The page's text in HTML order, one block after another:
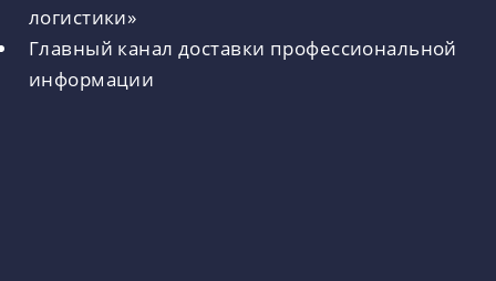
логистики»
Главный канал доставки профессиональной
информации